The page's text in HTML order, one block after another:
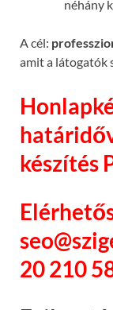
néhány
A cél:
amit a látogatók
készítés
20 210